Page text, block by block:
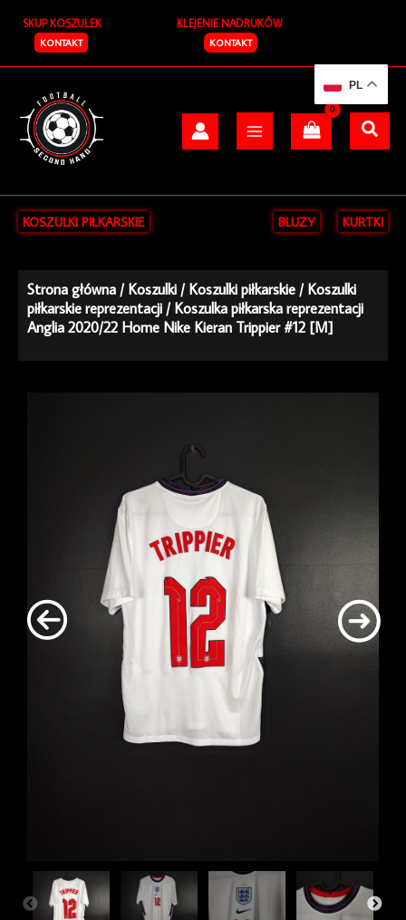
treści
SKUP KOSZULEK
KONTAKT
KLEJENIE NADRUKÓW
KONTAKT
KOSZULKI PIŁKARSKIE BLUZY KURTKI
Strona główna /Koszulki /Koszulki piłkarskie /Koszulki
piłkarskie reprezentacji / Koszulka piłkarska reprezentacji
Anglia 2020/22 Home Nike Kieran Trippier #12 [M]
PL